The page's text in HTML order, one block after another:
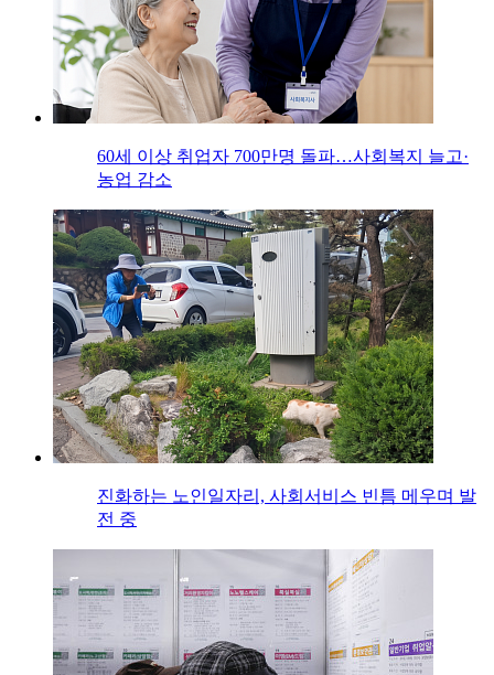
60세 이상 취업자 700만명 돌파…사회복지 늘고·
농업 감소
진화하는 노인일자리, 사회서비스 빈틈 메우며 발
전 중